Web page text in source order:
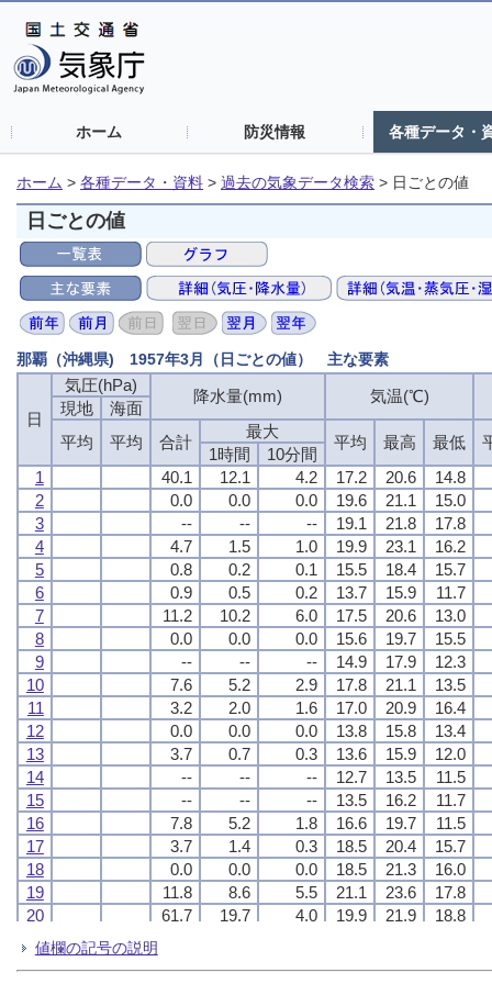
ホーム 防災情報 各種データ・
ホーム > 各種データ・資料 > 過去の気象データ検索 > 日ごとの値
日ごとの値
那覇（沖縄県) 1957年3月（日ごとの値） 主な要素
日
気圧(hPa)
降水量(mm) 気温(℃)
現地
海面
平均
平均 合計
最大
平均 最高 最低
1時間
10分間
1
40.1 12.1 4.2 17.2 20.6
14.8
2
0.0 0.0 0.0 19.6 21.1
15.0
3
-- -- -- 19.1 21.8
17.8
4
4.7 1.5 1.0 19.9 23.1
16.2
5
0.8 0.2 0.1 15.5 18.4
15.7
6
0.9 0.5 0.2 13.7 15.9
11.7
7
11.2 10.2 6.0 17.5 20.6
13.0
8
0.0 0.0 0.0 15.6 19.7
15.5
9
-- -- -- 14.9 17.9
12.3
10
7.6 5.2 2.9 17.8 21.1
13.5
11
3.2 2.0 1.6 17.0 20.9
16.4
12
0.0 0.0 0.0 13.8 15.8
13.4
13
3.7 0.7 0.3 13.6 15.9
12.0
14
-- -- -- 12.7 13.5
11.5
15
-- -- -- 13.5 16.2
11.7
16
7.8 5.2 1.8 16.6 19.7
11.5
17
3.7 1.4 0.3 18.5 20.4
15.7
18
0.0 0.0 0.0 18.5 21.3
16.0
19
11.8 8.6 5.5 21.1 23.6
17.8
20
61.7 19.7 4.0 19.9 21.9
18.8
21
22
日
気圧(hPa)
降水量(mm) 気温(℃)
現地
海面
平均
平均 合計
最大
平均 最高 最低
1時間
10分間
1
40.1 12.1 4.2 17.2 20.6
14.8
2
0.0 0.0 0.0 19.6 21.1
15.0
3
-- -- -- 19.1 21.8
17.8
4
4.7 1.5 1.0 19.9 23.1
16.2
5
0.8 0.2 0.1 15.5 18.4
15.7
6
0.9 0.5 0.2 13.7 15.9
11.7
7
11.2 10.2 6.0 17.5 20.6
13.0
8
0.0 0.0 0.0 15.6 19.7
15.5
9
-- -- -- 14.9 17.9
12.3
10
7.6 5.2 2.9 17.8 21.1
13.5
11
3.2 2.0 1.6 17.0 20.9
16.4
12
0.0 0.0 0.0 13.8 15.8
13.4
13
3.7 0.7 0.3 13.6 15.9
12.0
14
-- -- -- 12.7 13.5
11.5
15
-- -- -- 13.5 16.2
11.7
16
7.8 5.2 1.8 16.6 19.7
11.5
17
3.7 1.4 0.3 18.5 20.4
15.7
18
0.0 0.0 0.0 18.5 21.3
16.0
19
11.8 8.6 5.5 21.1 23.6
17.8
20
61.7 19.7 4.0 19.9 21.9
18.8
21
22
日
気圧(hPa)
降水量(mm) 気温(℃)
現地
海面
平均
平均 合計
最大
平均 最高 最低
1時間
10分間
1
40.1 12.1 4.2 17.2 20.6
14.8
2
0.0 0.0 0.0 19.6 21.1
15.0
3
-- -- -- 19.1 21.8
17.8
4
4.7 1.5 1.0 19.9 23.1
16.2
5
0.8 0.2 0.1 15.5 18.4
15.7
6
0.9 0.5 0.2 13.7 15.9
11.7
7
11.2 10.2 6.0 17.5 20.6
13.0
8
0.0 0.0 0.0 15.6 19.7
15.5
9
-- -- -- 14.9 17.9
12.3
10
7.6 5.2 2.9 17.8 21.1
13.5
11
3.2 2.0 1.6 17.0 20.9
16.4
12
0.0 0.0 0.0 13.8 15.8
13.4
13
3.7 0.7 0.3 13.6 15.9
12.0
14
-- -- -- 12.7 13.5
11.5
15
-- -- -- 13.5 16.2
11.7
16
7.8 5.2 1.8 16.6 19.7
11.5
17
3.7 1.4 0.3 18.5 20.4
15.7
18
0.0 0.0 0.0 18.5 21.3
16.0
19
11.8 8.6 5.5 21.1 23.6
17.8
20
61.7 19.7 4.0 19.9 21.9
18.8
21
22
日
気圧(hPa)
降水量(mm) 気温(℃)
現地
海面
平均
平均 合計
最大
平均 最高 最低
1時間
10分間
1
40.1 12.1 4.2 17.2 20.6
14.8
2
0.0 0.0 0.0 19.6 21.1
15.0
3
-- -- -- 19.1 21.8
17.8
4
4.7 1.5 1.0 19.9 23.1
16.2
5
0.8 0.2 0.1 15.5 18.4
15.7
6
0.9 0.5 0.2 13.7 15.9
11.7
7
11.2 10.2 6.0 17.5 20.6
13.0
8
0.0 0.0 0.0 15.6 19.7
15.5
9
-- -- -- 14.9 17.9
12.3
10
7.6 5.2 2.9 17.8 21.1
13.5
11
3.2 2.0 1.6 17.0 20.9
16.4
12
0.0 0.0 0.0 13.8 15.8
13.4
13
3.7 0.7 0.3 13.6 15.9
12.0
14
-- -- -- 12.7 13.5
11.5
15
-- -- -- 13.5 16.2
11.7
16
7.8 5.2 1.8 16.6 19.7
11.5
17
3.7 1.4 0.3 18.5 20.4
15.7
18
0.0 0.0 0.0 18.5 21.3
16.0
19
11.8 8.6 5.5 21.1 23.6
17.8
20
61.7 19.7 4.0 19.9 21.9
18.8
21
22
値欄の記号の説明